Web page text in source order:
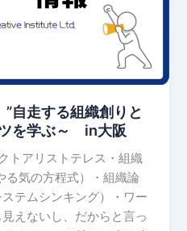
”自走する組織創りと
を学ぶ～ in大阪
トアリストテレス・組織
る気の方程式）・組織論
テムシンキング）・ワー
えないし、だからと言っ